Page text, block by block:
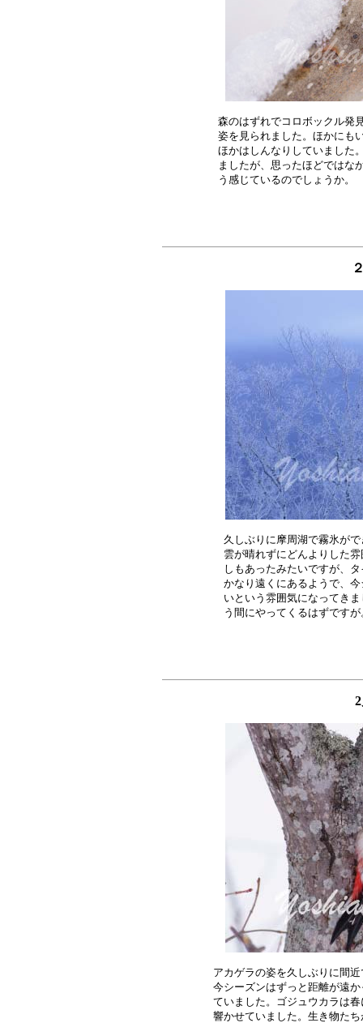
森のはずれでコロボックル発
姿を見られました。ほかにも
ほかはしんなりしていました
ましたが、思ったほどではな
久しぶりに摩周湖で霧氷が
雲が晴れずにどんよりした
しもあったみたいですが、
かなり遠くにあるようで、
いという雰囲気になってき
アカゲラの姿を久しぶりに間
今シーズンはずっと距離が遠
ていました。ゴジュウカラは
響かせていました。生き物た